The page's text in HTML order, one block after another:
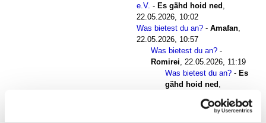
e.V. - Es gähd hoid ned
22.05.2026, 10:02
Was bietest du an? - Amafan
22.05.2026, 10:57
Was bietest du an? -
Romirei
22.05.2026, 11:19
Was bietest du an? - Es
gähd hoid ned
Was bietest du an?-